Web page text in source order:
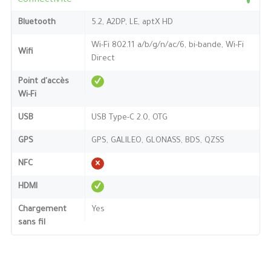
Bluetooth 5.2, A2DP, LE, aptX HD
Wifi
Wi-Fi 802.11 a/b/g/n/ac/6, bi-bande, Wi-Fi
Direct
Point d'accès
Wi-Fi
USB USB Type-C 2.0, OTG
GPS GPS, GALILEO, GLONASS, BDS, QZSS
NFC
HDMI
Chargement
sans fil
Yes